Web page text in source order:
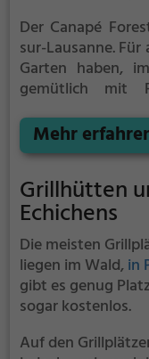
Der Canapé
sur-Lausanne.Für
Garten haben,
gemütlich mit
Mehr
Grillhütten
Echichens
Die meisten
liegen im Wald,in
gibt es genug
sogar kostenlos.
Auf den